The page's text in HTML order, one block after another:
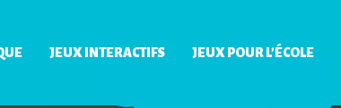
JEUX INTERACTIFS JEUX POUR L’ÉCOLE